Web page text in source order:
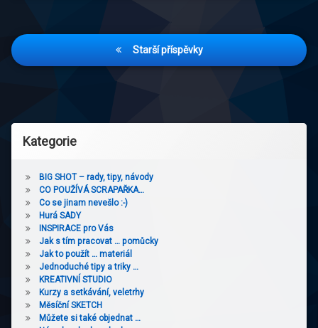
Navigace
pro
Starší příspěvky
Kategorie
BIG SHOT – rady, tipy, návody
CO POUŽÍVÁ SCRAPAŘKA…
Co se jinam nevešlo :-)
Hurá SADY
INSPIRACE pro Vás
Jak s tím pracovat … pomůcky
Jak to použít … materiál
Jednoduché tipy a triky …
KREATIVNÍ STUDIO
Kurzy a setkávání, veletrhy
Měsíční SKETCH
Můžete si také objednat …